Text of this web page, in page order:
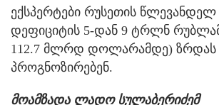
ექსპერტები რუსეთის წლევანდელ
დეფიციტის 5-დან 9 ტრლნ
112.7 მლრდ დოლარამდე) ზრდას
პროგნოზირებენ.
მოამზადა ლადო სულაბერიძემ